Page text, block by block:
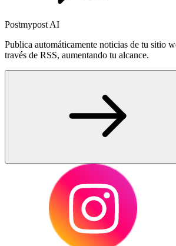
Postmypost AI
Publica automáticamente noticias de tu sitio
través de RSS, aumentando tu alcance.